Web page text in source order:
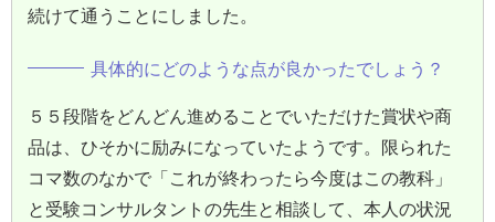
続けて通うことにしました。
具体的にどのような点が良かったでしょう？
５５段階をどんどん進めることでいただけた賞状や商
品は、ひそかに励みになっていたようです。限られた
コマ数のなかで「これが終わったら今度はこの教科」
と受験コンサルタントの先生と相談して、本人の状況